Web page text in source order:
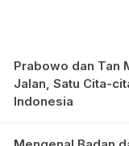
Prabowo dan Tan
Jalan, Satu Cita-
Indonesia